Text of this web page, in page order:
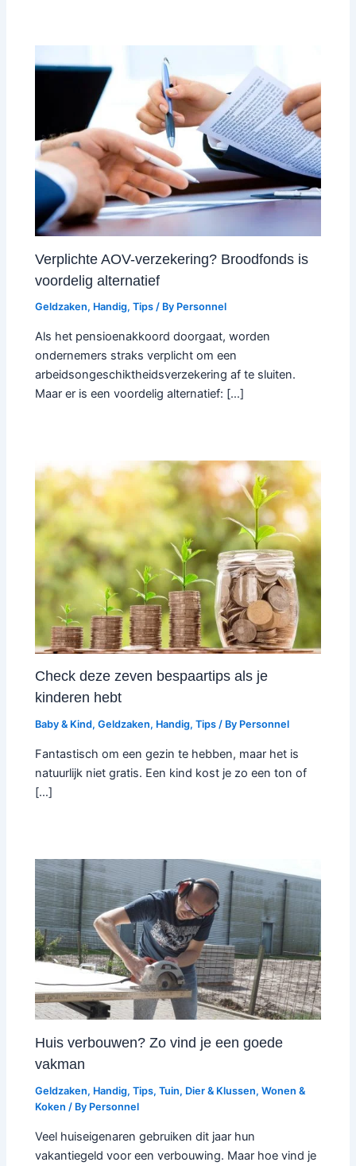
Verplichte AOV-verzekering? Broodfonds is
voordelig alternatief
Geldzaken, Handig,Tips / By Personnel
Als het pensioenakkoord doorgaat, worden
ondernemers straks verplicht om een
arbeidsongeschiktheidsverzekering af te sluiten.
Maar er is een voordelig alternatief: […]
Check deze zeven bespaartips als je
kinderen hebt
Baby & Kind,Geldzaken, Handig,Tips / By Personnel
Fantastisch om een gezin te hebben, maar het is
natuurlijk niet gratis. Een kind kost je zo een ton of
[…]
Huis verbouwen? Zo vind je een goede
vakman
Geldzaken, Handig,Tips,Tuin, Dier & Klussen,Wonen &
Koken / By Personnel
Veel huiseigenaren gebruiken dit jaar hun
vakantiegeld voor een verbouwing. Maar hoe vind je